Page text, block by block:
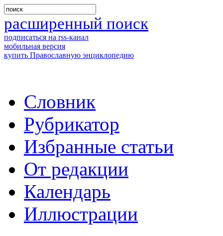
расширенный поиск
подписаться на rss-канал
мобильная версия
купить Православную энциклопедию
Словник
Рубрикатор
Избранные статьи
От редакции
Календарь
Иллюстрации